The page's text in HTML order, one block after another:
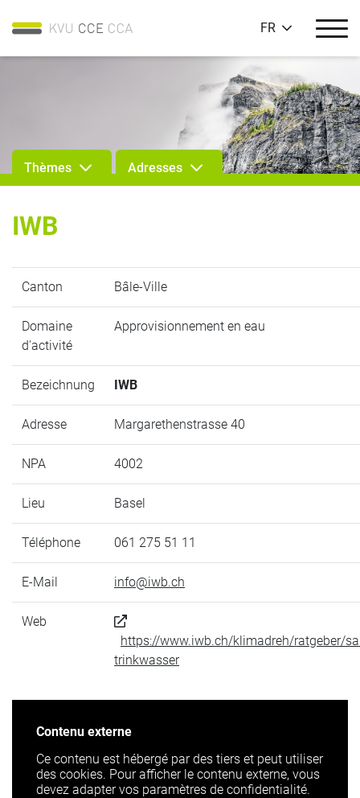
FR
Thèmes Adresses
IWB
Canton Bâle-Ville
Domaine
d'activité
Approvisionnement en eau
Bezeichnung IWB
Adresse Margarethenstrasse 40
NPA 4002
Lieu Basel
Téléphone 061 275 51 11
E-Mail info@iwb.ch
Web
https://www.iwb.ch/klimadreh/ratgeber/
trinkwasser
Contenu externe
Ce contenu est hébergé par des tiers et peut utiliser
des cookies. Pour afficher le contenu externe, vous
devez adapter vos paramètres de confidentialité.